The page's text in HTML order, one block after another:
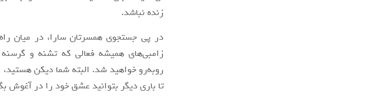
زنده نباشد.
در پی جستجوی همسرتان سارا، در میان
زامبی‌های همیشه فعالی که تشنه و
روبه‌رو خواهید شد. البته شما دیکن
تا باری دیگر بتوانید عشق خود را در آغوش